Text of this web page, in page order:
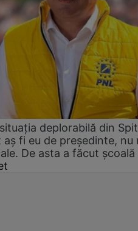
deplorabilă din
fi eu de președinte, nu
De asta a făcut școală